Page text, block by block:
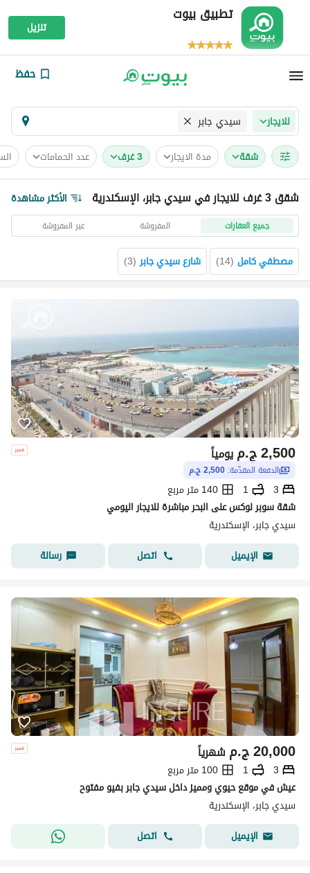
تطبيق بيوت
تنزيل
حفظ
للايجار سيدي جابر
شقة مدة الايجار 3 غرف عدد الحمامات
شقق 3 غرف للايجار في سيدي جابر، الإسكندرية الأكثر مشاهدة
جميع العقارات المفروشة غير المفروشة
مصطفي كامل (
14
) شارع سيدي جابر (
3
)
ج.م2,500 يومياً
الدفعة المقدّمة: 2,500 ج.م
3
1
140 متر مربع
شقة سوبر لوكس على البحر مباشرة للايجار اليومي
سيدي جابر، الإسكندرية
الإيميل
اتصل رسالة
ج.م20,000 شهرياً
3
1
100 متر مربع
عيش في موقع حيوي ومميز داخل سيدي جابر بفيو مفتوح
سيدي جابر، الإسكندرية
الإيميل
اتصل